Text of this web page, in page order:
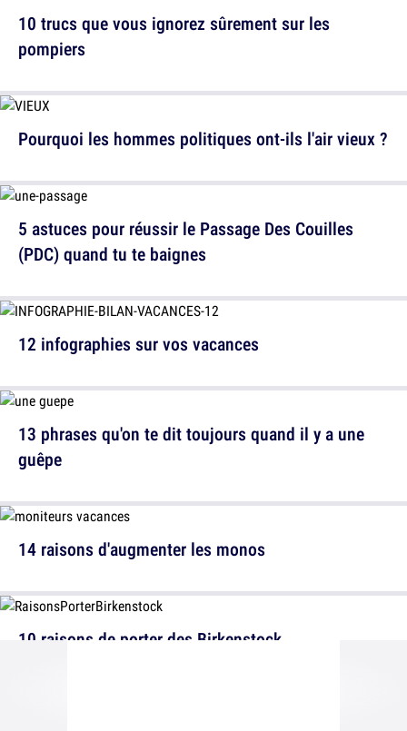
Pourquoi les hommes politiques ont-ils l'air vieux ?
12 infographies sur vos vacances
14 raisons d'augmenter les monos
10 trucs que vous ignorez sûrement sur les
pompiers
5 astuces pour réussir le Passage Des Couilles
(PDC) quand tu te baignes
13 phrases qu'on te dit toujours quand il y a une
guêpe
10 raisons de porter des Birkenstock